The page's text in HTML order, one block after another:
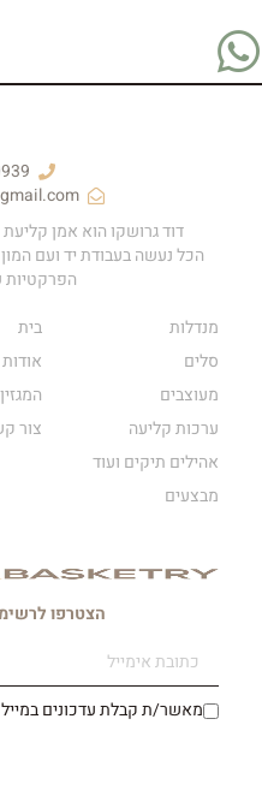
דוד גרושקו הוא אמן קליעת
הכל נעשה בעבודת יד ועם
הפרקטיות
מנדלות
סלים
מעוצבים
ערכות קליעה
אהילים תיקים ועוד
מבצעים
בית
אודות
המגזין
צור
הצטרפו
מאשר/ת קבלת עדכונים במייל